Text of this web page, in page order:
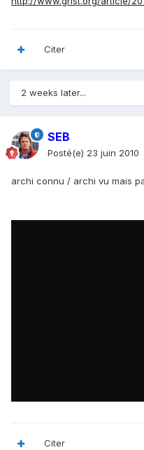
Citer
2 weeks later...
SEB
Posté(e) 23 juin 2010
archi connu / archi vu mais
Citer